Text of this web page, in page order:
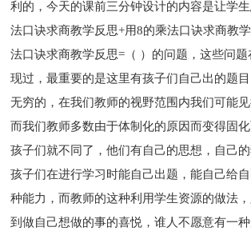
利的，今天的课前三分钟设计的内容是让学
法口诀求商教学反思+用8的乘法口诀求商教
法口诀求商教学反思=（ ）的问题，这些问
现过，最重要的是这里有孩子们自己出的题
无穷的，在我们教师的视野范围内我们可能见
而我们教师多数由于体制化的原因而变得固化
孩子们就不同了，他们有自己的思想，自己
孩子们在进行学习时能自己出题，能自己给
种能力，而教师的这种利用学生资源的做法
到做自己想做的事的喜悦，谁人不愿意有一